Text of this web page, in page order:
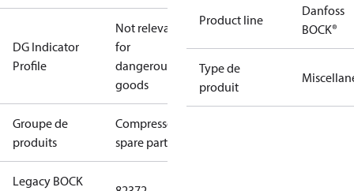
DG Indicator
Profile
Not relevant
for
dangerous
goods
Groupe de
produits
Compressors
spare parts
Legacy BOCK
Product line
Danfoss
BOCK®
Type de
produit